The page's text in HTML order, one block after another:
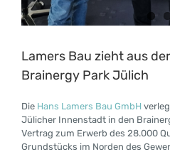
Lamers Bau zieht aus
Brainergy Park Jülich
Die Hans Lamers Bau GmbH
Jülicher Innenstadt in den
Vertrag zum Erwerb des 28.000
Grundstücks im Norden des